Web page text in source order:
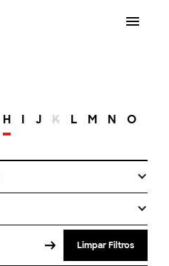
H I J K L M N O
Limpar Filtros